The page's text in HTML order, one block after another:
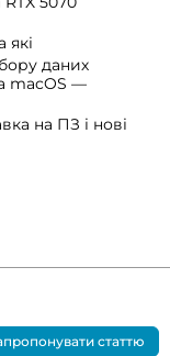
які
даних
macOS —
на ПЗ і нові
статтю